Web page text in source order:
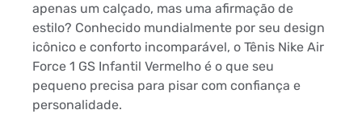
apenas um calçado, mas uma afirmação de
estilo? Conhecido mundialmente por seu design
icônico e conforto incomparável, o Tênis Nike Air
Force 1 GS Infantil Vermelho é o que seu
pequeno precisa para pisar com confiança e
personalidade.